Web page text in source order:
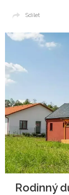
Sdílet
Rodinný